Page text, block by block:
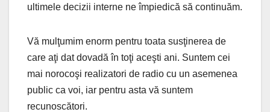
ultimele decizii interne ne împiedică să continuăm.
Vă mulţumim enorm pentru toata susţinerea de
care aţi dat dovadă în toţi aceşti ani. Suntem cei
mai norocoşi realizatori de radio cu un asemenea
public ca voi, iar pentru asta vă suntem
recunoscători.